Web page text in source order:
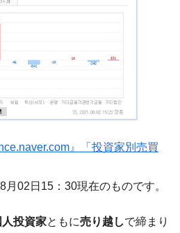
。南東部では干ばつ
竣工と公示
】ウォン安が急進！ 日米の協調
のでは。
BYD』車への補助金を全廃 ⇒ 実
け！」「極右勢力」のプラカー
2035年までに18.4GW規模のAIデ
』「投資家別売買
02日15：30現在のものです。
投資家ともに売り越しで締まり